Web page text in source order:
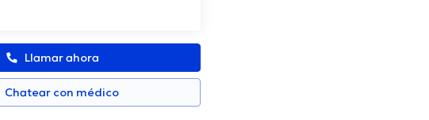
Llamar ahora
Chatear con médico